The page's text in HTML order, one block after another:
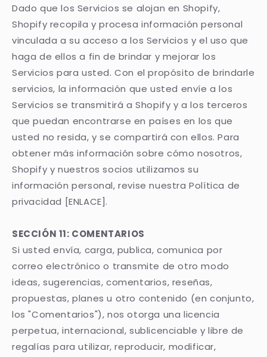
Dado que los Servicios se alojan en Shopify,
Shopify recopila y procesa información personal
vinculada a su acceso a los Servicios y el uso que
haga de ellos a fin de brindar y mejorar los
Servicios para usted. Con el propósito de brindarle
servicios, la información que usted envíe a los
Servicios se transmitirá a Shopify y a los terceros
que puedan encontrarse en países en los que
usted no resida, y se compartirá con ellos. Para
obtener más información sobre cómo nosotros,
Shopify y nuestros socios utilizamos su
información personal, revise nuestra Política de
privacidad [ENLACE].
SECCIÓN 11: COMENTARIOS
Si usted envía, carga, publica, comunica por
correo electrónico o transmite de otro modo
ideas, sugerencias, comentarios, reseñas,
propuestas, planes u otro contenido (en conjunto,
los "Comentarios"), nos otorga una licencia
perpetua, internacional, sublicenciable y libre de
regalías para utilizar, reproducir, modificar,